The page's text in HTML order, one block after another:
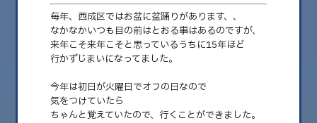
毎年、西成区ではお盆に盆踊りがあります、、
なかなかいつも目の前はとおる事はあるのですが、
来年こそ来年こそと思っているうちに15年ほど
行かずじまいになってました。
今年は初日が火曜日でオフの日なので
気をつけていたら
ちゃんと覚えていたので、行くことができました。